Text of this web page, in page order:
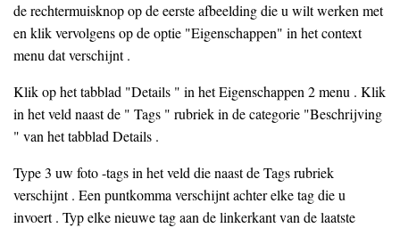
de rechtermuisknop op de eerste afbeelding die u wilt werken met
en klik vervolgens op de optie "Eigenschappen" in het context
menu dat verschijnt .
Klik op het tabblad "Details " in het Eigenschappen 2 menu . Klik
in het veld naast de " Tags " rubriek in de categorie "Beschrijving
" van het tabblad Details .
Type 3 uw foto -tags in het veld die naast de Tags rubriek
verschijnt . Een puntkomma verschijnt achter elke tag die u
invoert . Typ elke nieuwe tag aan de linkerkant van de laatste